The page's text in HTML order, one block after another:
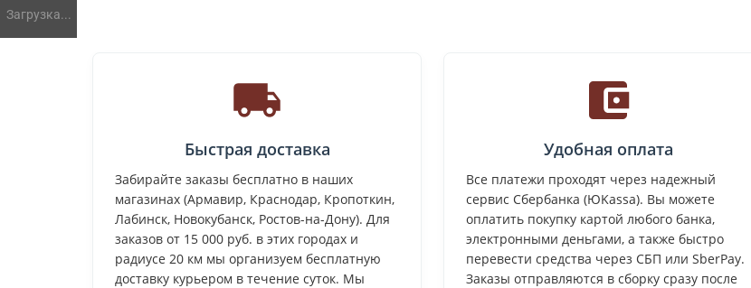
Загрузка...
Быстрая доставка
Забирайте заказы бесплатно в наших
магазинах (Армавир, Краснодар, Кропоткин,
Лабинск, Новокубанск, Ростов-на-Дону). Для
заказов от 15 000 руб. в этих городах и
радиусе 20 км мы организуем бесплатную
доставку курьером в течение суток. Мы
Удобная оплата
Все платежи проходят через надежный
сервис Сбербанка (ЮKassa). Вы можете
оплатить покупку картой любого банка,
электронными деньгами, а также быстро
перевести средства через СБП или SberPay.
Заказы отправляются в сборку сразу после